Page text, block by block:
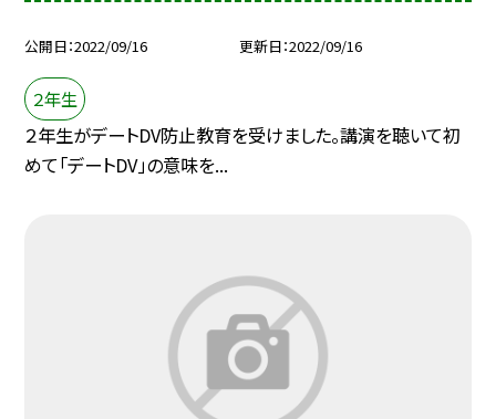
公開日 2022/09/16 更新日 2022/09/16
２年生
２年生がデートDV防止教育を受けました。講演を聴いて初
めて「デートDV」の意味を...